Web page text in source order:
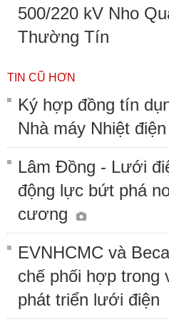
500/220 kV Nho
Thường Tín
TIN CŨ HƠN
Ký hợp đồng tín
Nhà máy Nhiệt
Lâm Đồng - Lưới
động lực bứt phá
cương
EVNHCMC và
chế phối hợp trong
phát triển lưới điện